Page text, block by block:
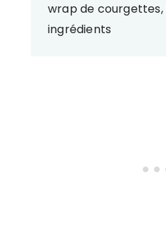
wrap de
ingrédients